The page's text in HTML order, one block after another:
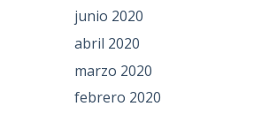
junio 2020
abril 2020
marzo 2020
febrero 2020